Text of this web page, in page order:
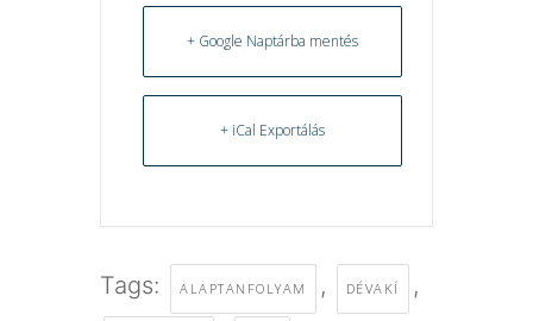
+ Google Naptárba mentés
+ iCal Exportálás
Tags: ALAPTANFOLYAM , DÉVAKÍ ,